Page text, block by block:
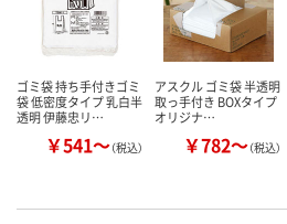
ゴミ袋 持ち手付きゴミ
袋 低密度タイプ 乳白半
透明 伊藤忠リ…
￥541～（税込）
アスクル ゴミ袋 半透明
取っ手付き BOXタイプ
オリジナ…
￥782～（税込）